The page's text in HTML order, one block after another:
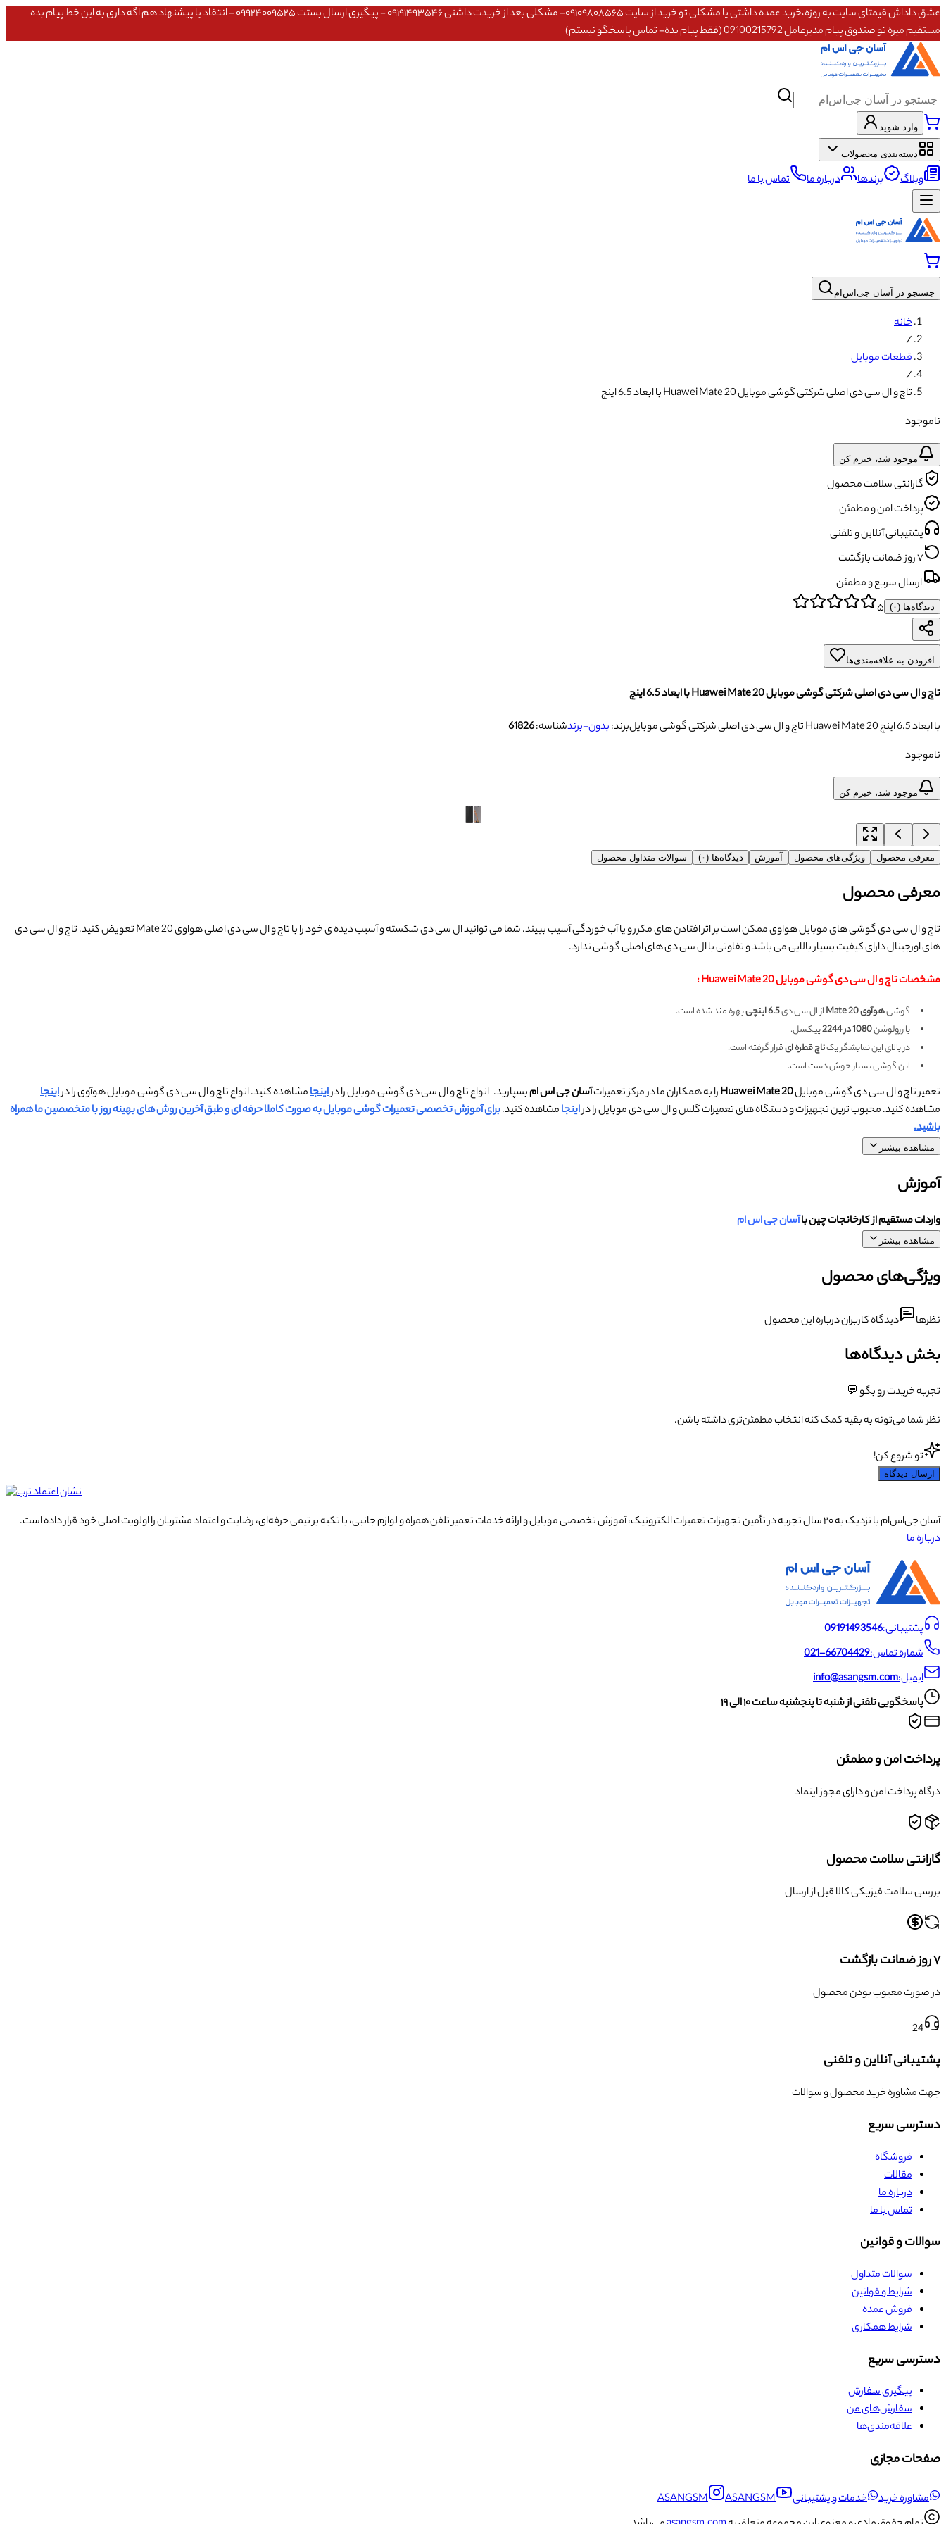
عشق داداش قیمتای سایت به روزه،خرید عمده داشتی یا مشکلی تو خرید از سایت ۰۹۱۰۹۸۰۸۵۶۵- مشکلی بعد از خریدت داشتی ۰۹۱۹۱۴۹۳۵۴۶ - پیگیری ارسال بستت ۰۹۹۲۴۰۰۹۵۲۵ - انتقاد یا پیشنهاد هم اگه داری به این خط پیام بده
مستقیم میره تو صندوق پیام مدیرعامل 09100215792 (فقط پیام بده- تماس پاسخگو نیستم)
وارد شوید
دسته‌بندی محصولات
وبلاگ برندها درباره ما تماس با ما
جستجو در آسان جی‌اس‌ام
خانه
/
قطعات موبایل
/
تاچ و ال سی دی اصلی شرکتی گوشی موبایل Huawei Mate 20 با ابعاد 6.5 اینچ
ناموجود
موجود شد، خبرم کن
گارانتی سلامت محصول
پرداخت امن و مطمئن
پشتیبانی آنلاین و تلفنی
۷ روز ضمانت بازگشت
ارسال سریع و مطمئن
دیدگاه‌ها (۰) ۵
افزودن به علاقه‌مندی‌ها
تاچ و ال سی دی اصلی شرکتی گوشی موبایل Huawei Mate 20 با ابعاد 6.5 اینچ
تاچ و ال سی دی اصلی شرکتی گوشی موبایل Huawei Mate 20 با ابعاد 6.5 اینچ
برند:بدون-برندشناسه:61826
ناموجود
موجود شد، خبرم کن
معرفی محصول ویژگی‌های محصول آموزش دیدگاه‌ها (۰) سوالات متداول محصول
معرفی محصول
تاچ و ال سی دی گوشی های موبایل هواوی ممکن است بر اثر افتادن های مکرر و یا آب خوردگی آسیب ببیند. شما می توانید ال سی دی شکسته و آسیب دیده ی خود را با تاچ و ال سی دی اصلی هواوی Mate 20 تعویض کنید. تاچ و ال سی دی
های اورجینال دارای کیفیت بسیار بالایی می باشد و تفاوتی با ال سی دی های اصلی گوشی ندارد.
مشخصات تاچ و ال سی دی گوشی موبایل Huawei Mate 20 :
گوشیهوآوی Mate 20 از ال سی دی6.5 اینچی
بهره مند شده است.
با رزولوشن1080 در 2244
پیکسل.
در بالای این نمایشگر یکناچ قطره ایقرار گرفته است.
این گوشی بسیار خوش دست است.
تعمیر تاچ و ال سی دی گوشی موبایلHuawei Mate 20را به همکاران ما در مرکز تعمیراتآسان جی اس امبسپارید. انواع تاچ و ال سی دی گوشی موبایل را دراینجامشاهده کنید. انواع تاچ و ال سی دی گوشی موبایل هوآوی را دراینجا
مشاهده کنید. محبوب ترین تجهیزات و دستگاه های تعمیرات گلس و ال سی دی موبایل را دراینجامشاهده کنید.برای آموزش تخصصی تعمیرات گوشی موبایل به صورت کاملا حرفه ای و طبق آخرین روش های بهینه روز با متخصصین ما همراه
باشید.
مشاهده بیشتر
آموزش
واردات مستقیم از کارخانجات چین باآسان جی اس ام
مشاهده بیشتر
ویژگی‌های محصول
نظرها دیدگاه کاربران درباره این محصول
بخش دیدگاه‌ها
تجربه خریدت رو بگو 💬
نظر شما می‌تونه به بقیه کمک کنه انتخاب مطمئن‌تری داشته باشن.
تو شروع کن!
ارسال دیدگاه
آسان جی‌اس‌ام با نزدیک به ۲۰ سال تجربه در تأمین تجهیزات تعمیرات الکترونیک، آموزش تخصصی موبایل و ارائه خدمات تعمیر تلفن همراه و لوازم جانبی، با تکیه بر تیمی حرفه‌ای، رضایت و اعتماد مشتریان را اولویت اصلی خود قرار داده است.
درباره ما
پشتیبانی:09191493546
شماره تماس:021-66704429
ایمیل:info@asangsm.com
پاسخگویی تلفنی از شنبه تا پنجشنبه ساعت ۱۰ الی ۱۹
پرداخت امن و مطمئن
درگاه پرداخت امن و دارای مجوز اینماد
گارانتی سلامت محصول
بررسی سلامت فیزیکی کالا قبل از ارسال
۷ روز ضمانت بازگشت
در صورت معیوب بودن محصول
24
پشتیبانی آنلاین و تلفنی
جهت مشاوره خرید محصول و سوالات
دسترسی سریع
فروشگاه
مقالات
درباره ما
تماس با ما
سوالات و قوانین
سوالات متداول
شرایط و قوانین
فروش عمده
شرایط همکاری
دسترسی سریع
پیگیری سفارش
سفارش‌های من
علاقه‌مندی‌ها
صفحات مجازی
مشاوره خرید خدمات و پشتیبانی ASANGSM
ASANGSM